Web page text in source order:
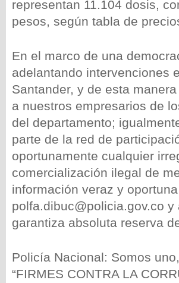
representan 11.104 dosis,
pesos, según tabla de
En el marco de una
adelantando intervenciones
Santander, y de esta
a nuestros empresarios de
del departamento;
parte de la red de
oportunamente cualquier
comercialización ilegal de
información veraz y
polfa.dibuc@policia.gov.co
garantiza absoluta reserva
Policía Nacional: Somos
“FIRMES CONTRA LA